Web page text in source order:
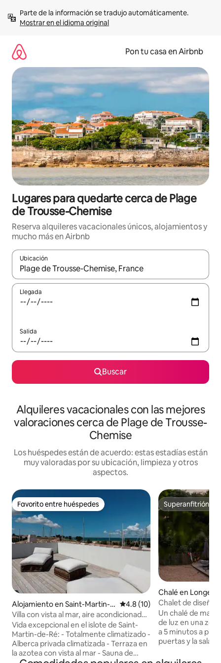
contenidoMostrar en el idioma original
Pon tu casa en Airbnb
Lugares para quedarte cerca de Plage
de Trousse-Chemise
Reserva alquileres vacacionales únicos, alojamientos y
mucho más en Airbnb
Ubicación
Cuando los resultados estén disponibles, navega con las
Llegada
Salida
Buscar
Alquileres vacacionales con las mejores
valoraciones cerca de Plage de Trousse-
Chemise
Los huéspedes están de acuerdo: estas estadías están
muy valoradas por su ubicación, limpieza y otros
aspectos.
Favorito entre huéspedes
Favorito entre huéspedes
Alojamiento en Saint-Martin-d
e-Ré
Calificación promedio: 4.8 de
4.8 (10)
Villa con vista al mar, aire acondicionado
en toda la casa, piscina climatizada,
sauna, gimnasio
Vida excepcional en el islote de Saint-
Martin-de-Ré: - Totalmente climatizado -
Alberca privada climatizada - Terraza en
la azotea con vista al mar - Sauna de
Superanfitrión
Superanfitrión
Chalé en
Chalet de
de la playa • Sauna
Un chalé de
de luz en una
a 5 minutos a pie
puertas y la sala
aroma de los